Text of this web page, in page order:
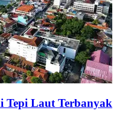
Tepi Laut Terbanyak